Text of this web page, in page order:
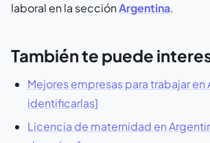
laboral en la secciónArgentina.
También te puede
Mejores empresas para trabajar
identificarlas]
Licencia de maternidad en